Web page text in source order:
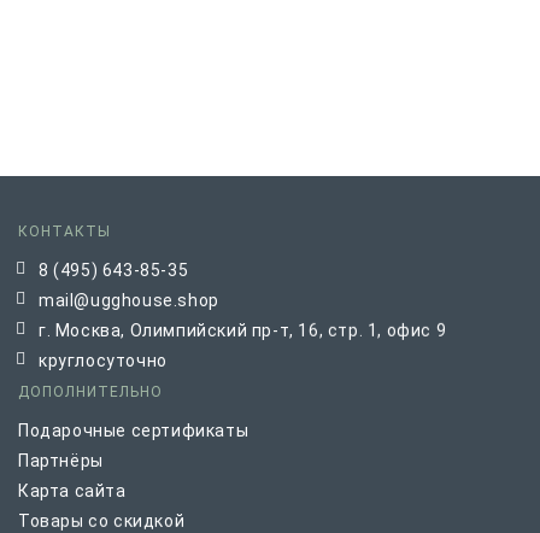
КОНТАКТЫ
8 (495) 643-85-35
mail@ugghouse.shop
г. Москва, Олимпийский пр-т, 16, стр. 1, офис 9
круглосуточно
ДОПОЛНИТЕЛЬНО
Подарочные сертификаты
Партнёры
Карта сайта
Товары со скидкой